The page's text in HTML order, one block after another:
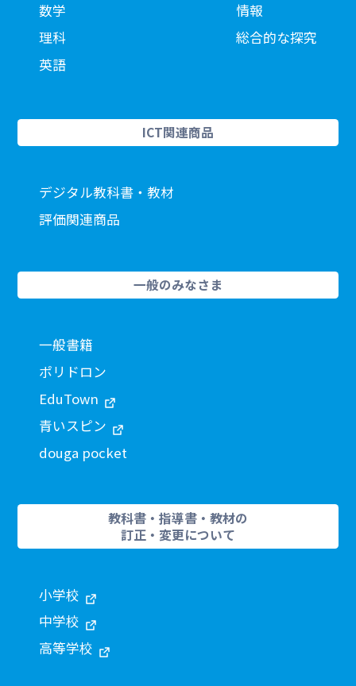
数学
理科
英語
情報
総合的な探究
ICT関連商品
デジタル教科書・教材
評価関連商品
一般のみなさま
一般書籍
ポリドロン
EduTown
青いスピン
douga pocket
教科書・指導書・教材の
訂正・変更について
小学校
中学校
高等学校